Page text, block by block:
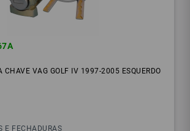
CHAVE VAG GOLF IV 1997-2005 ESQUERDO
E FECHADURAS